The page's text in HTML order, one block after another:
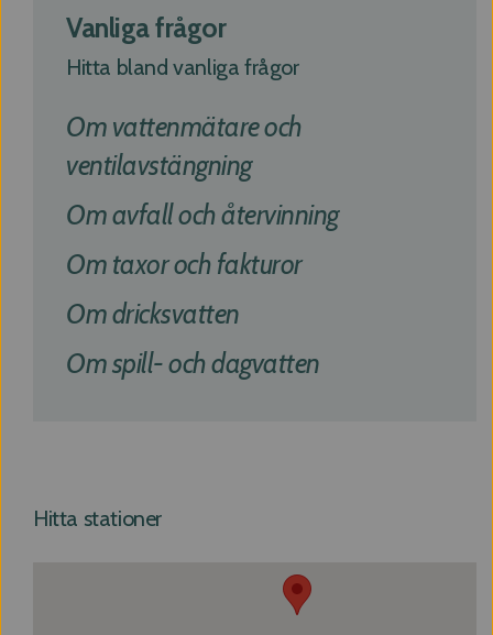
Vanliga frågor
Hitta bland vanliga frågor
Om vattenmätare och
ventilavstängning
Om avfall och återvinning
Om taxor och fakturor
Om dricksvatten
Om spill- och dagvatten
Hitta stationer